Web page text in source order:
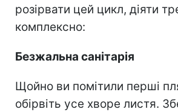
розірвати цей цикл, діяти
комплексно:
Безжальна санітарія
Щойно ви помітили перші
обірвіть усе хворе листя.